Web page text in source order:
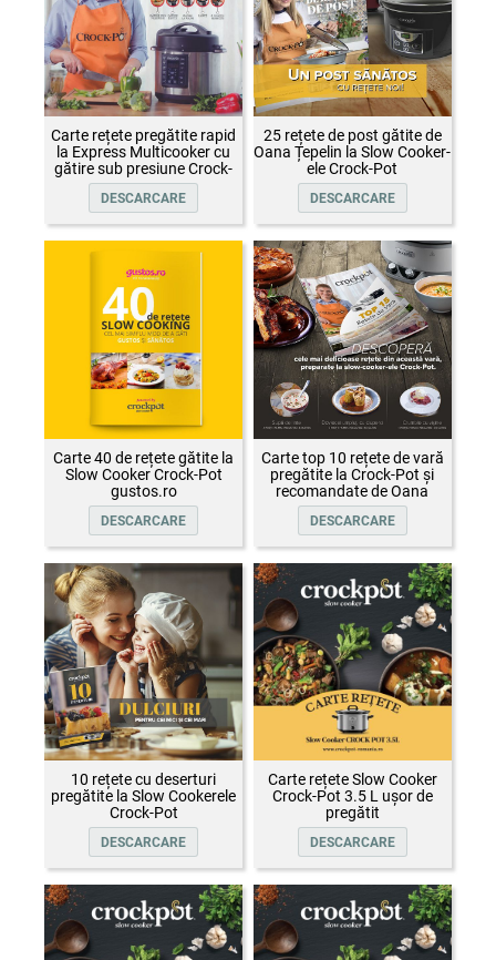
Carte rețete pregătite rapid
la Express Multicooker cu
gătire sub presiune Crock-
Pot
DESCARCARE
25 rețete de post gătite de
Oana Țepelin la Slow Cooker-
ele Crock-Pot
DESCARCARE
Carte 40 de rețete gătite la
Slow Cooker Crock-Pot
gustos.ro
DESCARCARE
Carte top 10 rețete de vară
pregătite la Crock-Pot și
recomandate de Oana
Țepelin
DESCARCARE
10 rețete cu deserturi
pregătite la Slow Cookerele
Crock-Pot
DESCARCARE
Carte rețete Slow Cooker
Crock-Pot 3.5 L ușor de
pregătit
DESCARCARE